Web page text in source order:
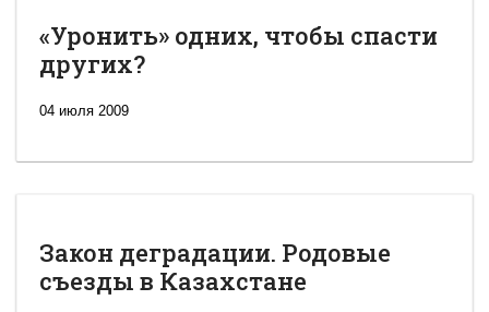
«Уронить» одних, чтобы спасти
других?
04 июля 2009
Закон деградации. Родовые
съезды в Казахстане